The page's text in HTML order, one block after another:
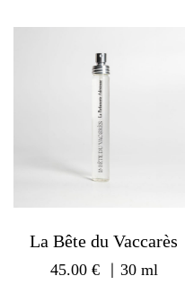
La Bête du Vaccarès
45.00 € ｜30 ml